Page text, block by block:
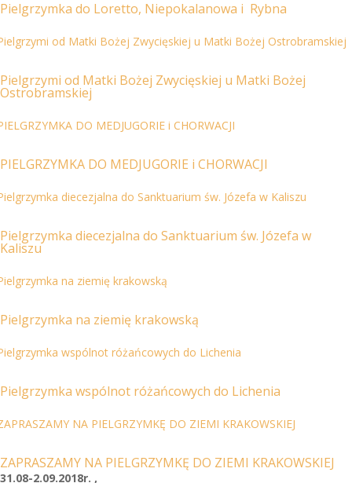
Pielgrzymka do Loretto, Niepokalanowa i Rybna
Pielgrzymi od Matki Bożej Zwycięskiej u Matki Bożej
Ostrobramskiej
PIELGRZYMKA DO MEDJUGORIE i CHORWACJI
Pielgrzymka diecezjalna do Sanktuarium św. Józefa w
Kaliszu
Pielgrzymka na ziemię krakowską
Pielgrzymka wspólnot różańcowych do Lichenia
ZAPRASZAMY NA PIELGRZYMKĘ DO ZIEMI KRAKOWSKIEJ
31.08-2.09.2018r. ,